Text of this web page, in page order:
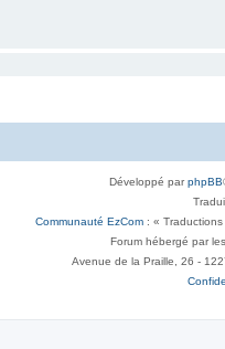
Développé parphpBB
Communauté EzCom : «
Forum hébergé par
Avenue de la Praille, 26 -